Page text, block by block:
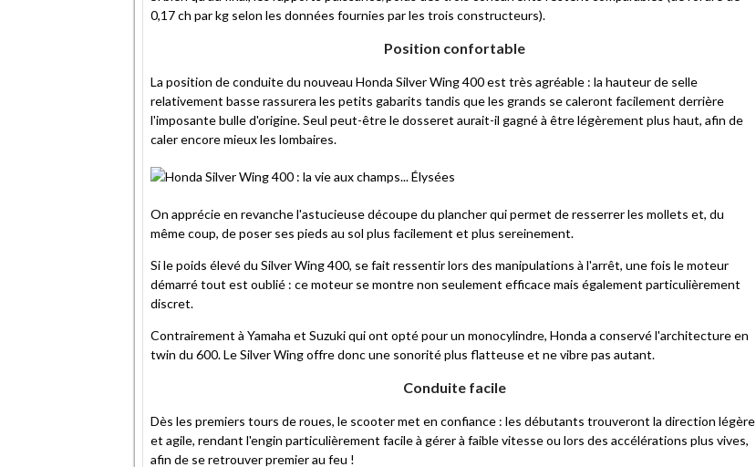
0,17 ch par kg selon les données fournies par les trois constructeurs).
Position confortable
La position de conduite du nouveau Honda Silver Wing 400 est très agréable : la hauteur de selle
relativement basse rassurera les petits gabarits tandis que les grands se caleront facilement derrière
l'imposante bulle d'origine. Seul peut-être le dosseret aurait-il gagné à être légèrement plus haut, afin de
caler encore mieux les lombaires.
On apprécie en revanche l'astucieuse découpe du plancher qui permet de resserrer les mollets et, du
même coup, de poser ses pieds au sol plus facilement et plus sereinement.
Si le poids élevé du Silver Wing 400, se fait ressentir lors des manipulations à l'arrêt, une fois le moteur
démarré tout est oublié : ce moteur se montre non seulement efficace mais également particulièrement
discret.
Contrairement à Yamaha et Suzuki qui ont opté pour un monocylindre, Honda a conservé l'architecture en
twin du 600. Le Silver Wing offre donc une sonorité plus flatteuse et ne vibre pas autant.
Conduite facile
Dès les premiers tours de roues, le scooter met en confiance : les débutants trouveront la direction légère
et agile, rendant l'engin particulièrement facile à gérer à faible vitesse ou lors des accélérations plus vives,
afin de se retrouver premier au feu !